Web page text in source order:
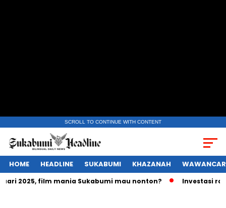
SCROLL TO CONTINUE WITH CONTENT
HOME HEADLINE SUKABUMI KHAZANAH
film mania Sukabumi mau nonton? Investasi